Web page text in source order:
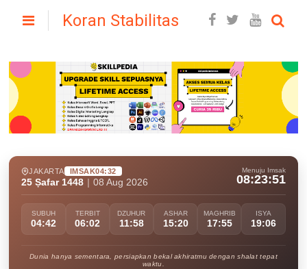
Koran Stabilitas
JAKARTA IMSAK04:32
25 Ṣafar 1448 08 Aug 2026
Menuju Imsak
08:23:50
SUBUH
04:42
TERBIT
06:02
DZUHUR
11:58
ASHAR
15:20
MAGHRIB
17:55
ISYA
19:06
Dunia hanya sementara, persiapkan bekal akhiratmu dengan shalat tepat
waktu.